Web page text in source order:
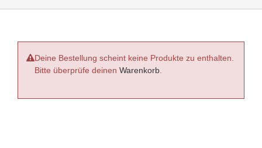
Deine Bestellung scheint keine Produkte zu enthalten.
Bitte überprüfe deinen Warenkorb